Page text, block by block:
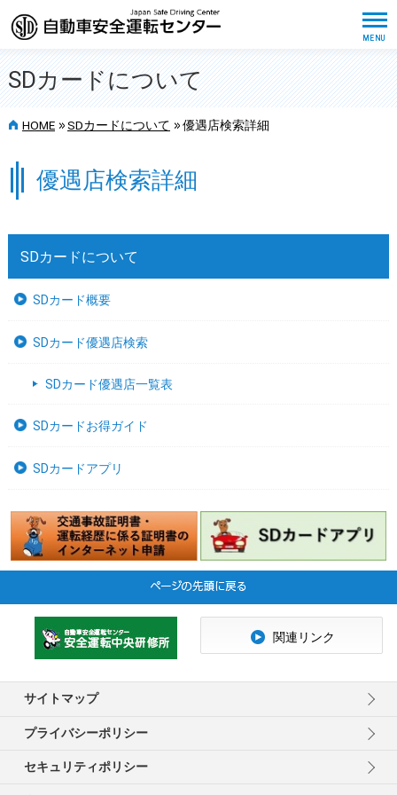
SDカードについて
HOME >> SDカードについて >> 優遇店検索詳細
優遇店検索詳細
SDカードについて
SDカード概要
SDカード優遇店検索
SDカード優遇店一覧表
SDカードお得ガイド
SDカードアプリ
サイトマップ
プライバシーポリシー
セキュリティポリシー
関連リンク